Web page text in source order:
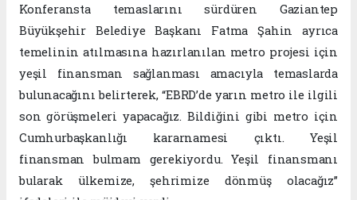
Konferansta temaslarını sürdüren Gaziantep
Büyükşehir Belediye Başkanı Fatma Şahin ayrıca
temelinin atılmasına hazırlanılan metro projesi için
yeşil finansman sağlanması amacıyla temaslarda
bulunacağını belirterek, “EBRD’de yarın metro ile ilgili
son görüşmeleri yapacağız. Bildiğini gibi metro için
Cumhurbaşkanlığı kararnamesi çıktı. Yeşil
finansman bulmam gerekiyordu. Yeşil finansmanı
bularak ülkemize, şehrimize dönmüş olacağız”